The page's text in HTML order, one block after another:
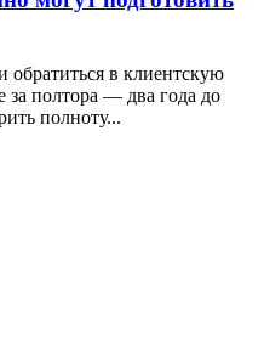
в клиентскую
полтора — два года до
полноту...